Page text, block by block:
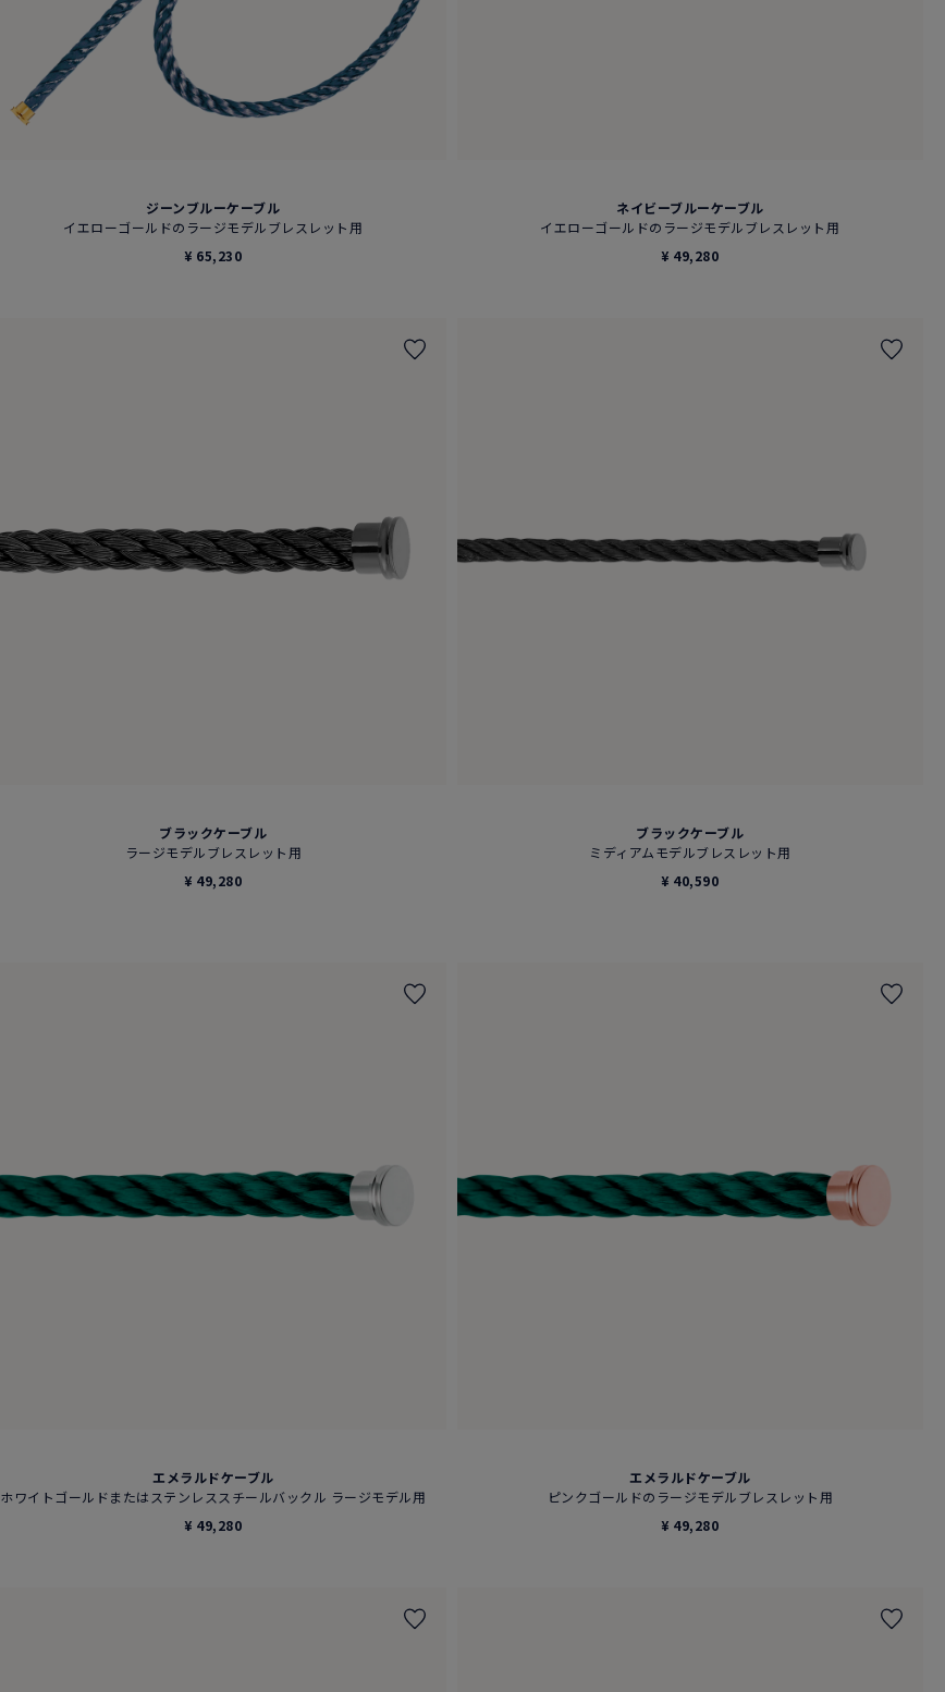
ジーンブルーケーブル
イエローゴールドのラージモデルブレスレット用
¥ 65,230
ネイビーブルーケーブル
イエローゴールドのラージモデルブレスレット用
¥ 49,280
ブラックケーブル
ラージモデルブレスレット用
¥ 49,280
ブラックケーブル
ミディアムモデルブレスレット用
¥ 40,590
エメラルドケーブル
ホワイトゴールドまたはステンレススチールバックル ラージモデル用
¥ 49,280
エメラルドケーブル
ピンクゴールドのラージモデルブレスレット用
¥ 49,280